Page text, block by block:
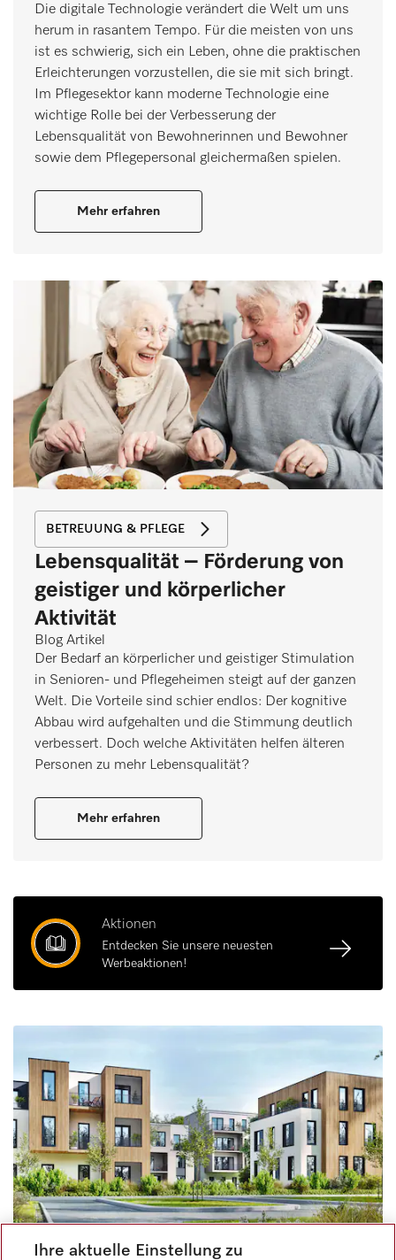
Die digitale Technologie verändert die Welt um uns
herum in rasantem Tempo. Für die meisten von uns
ist es schwierig, sich ein Leben, ohne die praktischen
Erleichterungen vorzustellen, die sie mit sich bringt.
Im Pflegesektor kann moderne Technologie eine
wichtige Rolle bei der Verbesserung der
Lebensqualität von Bewohnerinnen und Bewohner
sowie dem Pflegepersonal gleichermaßen spielen.
Mehr erfahren
BETREUUNG & PFLEGE
Lebensqualität – Förderung von
geistiger und körperlicher
Aktivität
Blog Artikel
Der Bedarf an körperlicher und geistiger Stimulation
in Senioren- und Pflegeheimen steigt auf der ganzen
Welt. Die Vorteile sind schier endlos: Der kognitive
Abbau wird aufgehalten und die Stimmung deutlich
verbessert. Doch welche Aktivitäten helfen älteren
Personen zu mehr Lebensqualität?
Mehr erfahren
Aktionen
Entdecken Sie unsere neuesten
Werbeaktionen!
Ihre aktuelle Einstellung zu